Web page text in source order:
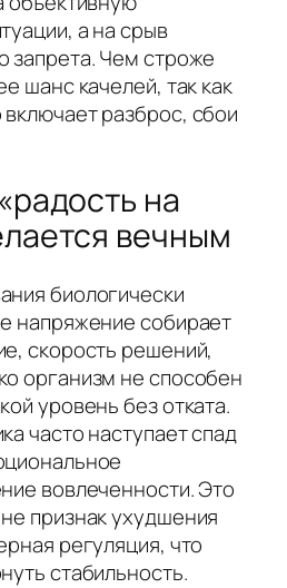
а на срыв
запрета. Чем строже
шанс качелей, так как
разброс, сбои
на
вечным
биологически
напряжение собирает
скорость решений,
организм не способен
уровень без отката.
часто наступает спад
вовлеченности. Это
признак ухудшения
регуляция, что
стабильность.